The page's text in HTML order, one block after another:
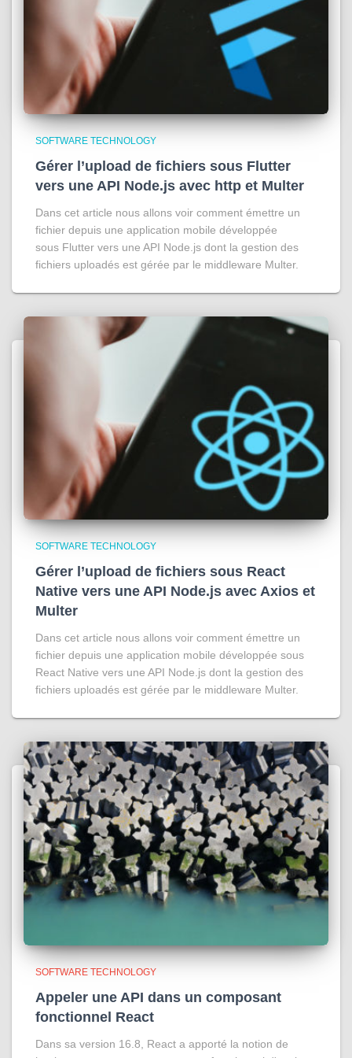
SOFTWARE TECHNOLOGY
Gérer l’upload de fichiers sous Flutter
vers une API Node.js avec http et Multer
Dans cet article nous allons voir comment émettre un
fichier depuis une application mobile développée
sous Flutter vers une API Node.js dont la gestion des
fichiers uploadés est gérée par le middleware Multer.
SOFTWARE TECHNOLOGY
Gérer l’upload de fichiers sous React
Native vers une API Node.js avec Axios et
Multer
Dans cet article nous allons voir comment émettre un
fichier depuis une application mobile développée sous
React Native vers une API Node.js dont la gestion des
fichiers uploadés est gérée par le middleware Multer.
SOFTWARE TECHNOLOGY
Appeler une API dans un composant
fonctionnel React
Dans sa version 16.8, React a apporté la notion de